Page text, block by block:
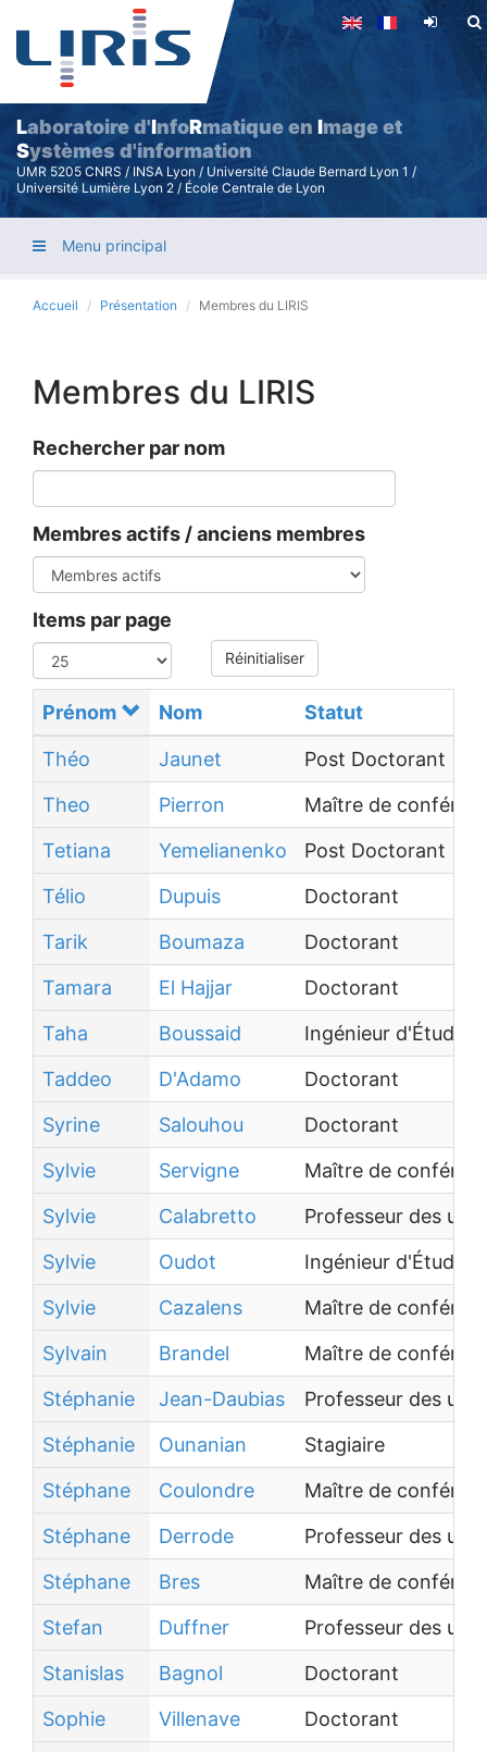
Aller
contenu
principal
Laboratoire d'InfoRmatique en Image et
Systèmes d'information
UMR 5205 CNRS / INSA Lyon / Université Claude Bernard Lyon 1 /
Université Lumière Lyon 2 / École Centrale de Lyon
Menu principal
Accueil Présentation Membres du LIRIS
Membres du LIRIS
Rechercher par nom
Membres actifs / anciens membres
Items par page
Réinitialiser
Prénom Nom Statut
Théo Jaunet
Post Doctorant
Theo
Pierron
Maître de
Tetiana
Yemelianenko
Post Doctorant
Télio
Dupuis
Doctorant
Tarik
Boumaza
Doctorant
Tamara
El Hajjar
Doctorant
Taha
Boussaid
Ingénieur d'Études
Taddeo
D'Adamo
Doctorant
Syrine
Salouhou
Doctorant
Sylvie
Servigne
Maître de
Sylvie
Calabretto
Professeur des
Sylvie
Oudot
Ingénieur d'Études
Sylvie
Cazalens
Maître de
Sylvain
Brandel
Maître de
Stéphanie
Jean-Daubias
Professeur des
Stéphanie
Ounanian
Stagiaire
Stéphane
Coulondre
Maître de
Stéphane
Derrode
Professeur des
Stéphane
Bres
Maître de
Stefan
Duffner
Professeur des
Stanislas
Bagnol
Doctorant
Sophie
Villenave
Doctorant